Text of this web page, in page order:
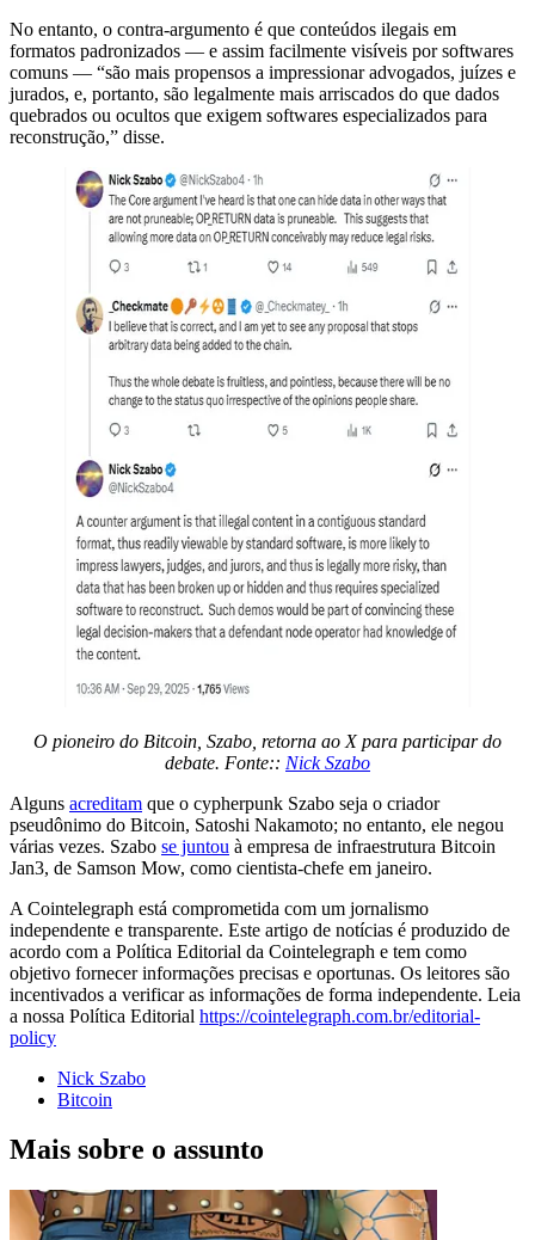
No entanto, o contra-argumento é que conteúdos ilegais em
formatos padronizados — e assim facilmente visíveis por softwares
comuns — “são mais propensos a impressionar advogados, juízes e
jurados, e, portanto, são legalmente mais arriscados do que dados
quebrados ou ocultos que exigem softwares especializados para
reconstrução,” disse.
O pioneiro do Bitcoin, Szabo, retorna ao X para participar do
debate. Fonte:: Nick Szabo
Alguns acreditam que o cypherpunk Szabo seja o criador
pseudônimo do Bitcoin, Satoshi Nakamoto; no entanto, ele negou
várias vezes. Szabo se juntou à empresa de infraestrutura Bitcoin
Jan3, de Samson Mow, como cientista-chefe em janeiro.
A Cointelegraph está comprometida com um jornalismo
independente e transparente. Este artigo de notícias é produzido de
acordo com a Política Editorial da Cointelegraph e tem como
objetivo fornecer informações precisas e oportunas. Os leitores são
incentivados a verificar as informações de forma independente. Leia
a nossa Política Editorial https://cointelegraph.com.br/editorial-
policy
Nick Szabo
Bitcoin
Mais sobre o assunto